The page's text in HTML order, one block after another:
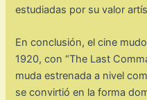
estudiadas por su valor
En conclusión, el cine
1920, con “The Last
muda estrenada a nivel
se convirtió en la forma